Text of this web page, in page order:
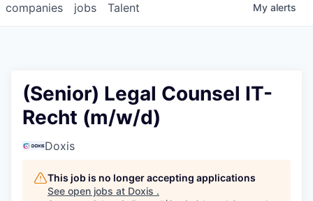
jobs
companies Talent My alerts
(Senior) Legal Counsel IT-
Recht (m/w/d)
Doxis
This job is no longer accepting applications
See open jobs at Doxis .